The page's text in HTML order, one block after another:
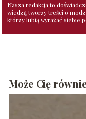
Nasza redakcja to
wiedzą tworzy treści o
którzy lubią wyrażać siebie
Może Cię